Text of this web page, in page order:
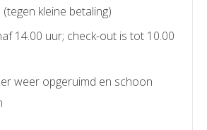
kleine betaling)
14.00 uur; check-out is tot 10.00
weer opgeruimd en schoon